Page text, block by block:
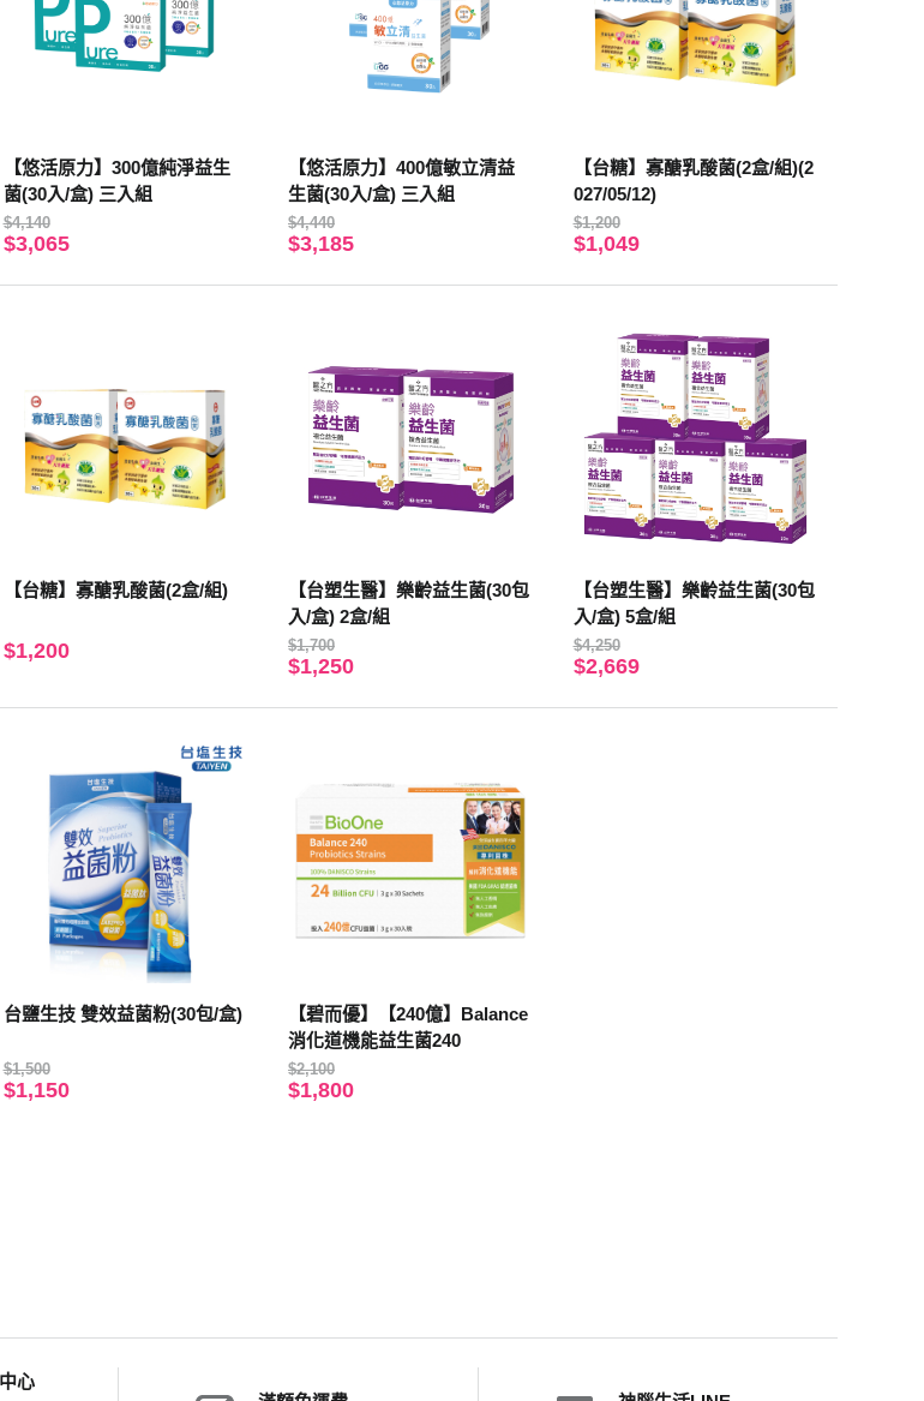
【悠活原力】300億純淨益生
菌(30入/盒) 三入組
$4,140
$3,065
【悠活原力】400億敏立清益
生菌(30入/盒) 三入組
$4,440
$3,185
【台糖】寡醣乳酸菌(2盒/組)(2
027/05/12)
$1,200
$1,049
【台糖】寡醣乳酸菌(2盒/組)
$1,200
【台塑生醫】樂齡益生菌(30包
入/盒) 2盒/組
$1,700
$1,250
【台塑生醫】樂齡益生菌(30包
入/盒) 5盒/組
$4,250
$2,669
台鹽生技 雙效益菌粉(30包/盒)
$1,500
$1,150
【碧而優】【240億】Balance
消化道機能益生菌240
$2,100
$1,800
心